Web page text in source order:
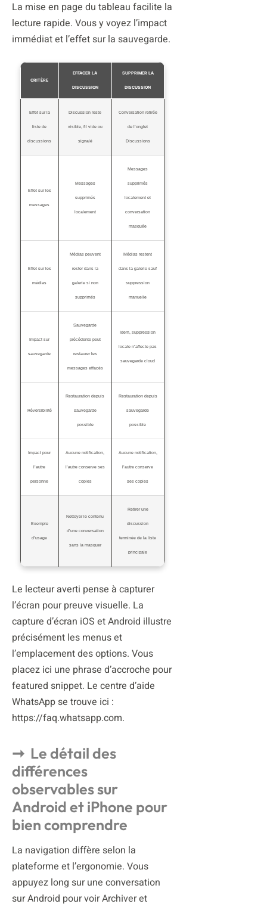
La mise en page du tableau facilite la
lecture rapide. Vous y voyez l’impact
immédiat et l’effet sur la sauvegarde.
CRITÈRE
EFFACER LA
DISCUSSION
SUPPRIMER LA
DISCUSSION
Effet sur la
liste de
discussions
Discussion reste
visible, fil vide ou
signalé
Conversation retirée
de l’onglet
Discussions
Effet sur les
messages
Messages
supprimés
localement
Messages
supprimés
localement et
conversation
masquée
Effet sur les
médias
Médias peuvent
rester dans la
galerie si non
supprimés
Médias restent
dans la galerie sauf
suppression
manuelle
Impact sur
sauvegarde
Sauvegarde
précédente peut
restaurer les
messages effacés
Idem, suppression
locale n’affecte pas
sauvegarde cloud
Réversibilité
Restauration depuis
sauvegarde
possible
Restauration depuis
sauvegarde
possible
Impact pour
l’autre
personne
Aucune notification,
l’autre conserve ses
copies
Aucune notification,
l’autre conserve
ses copies
Exemple
d’usage
Nettoyer le contenu
d’une conversation
sans la masquer
Retirer une
discussion
terminée de la liste
principale
Le lecteur averti pense à capturer
l’écran pour preuve visuelle. La
capture d’écran iOS et Android illustre
précisément les menus et
l’emplacement des options. Vous
placez ici une phrase d’accroche pour
featured snippet. Le centre d’aide
WhatsApp se trouve ici :
https://faq.whatsapp.com.
Le détail des
différences
observables sur
Android et iPhone pour
bien comprendre
La navigation diffère selon la
plateforme et l’ergonomie. Vous
appuyez long sur une conversation
sur Android pour voir Archiver et